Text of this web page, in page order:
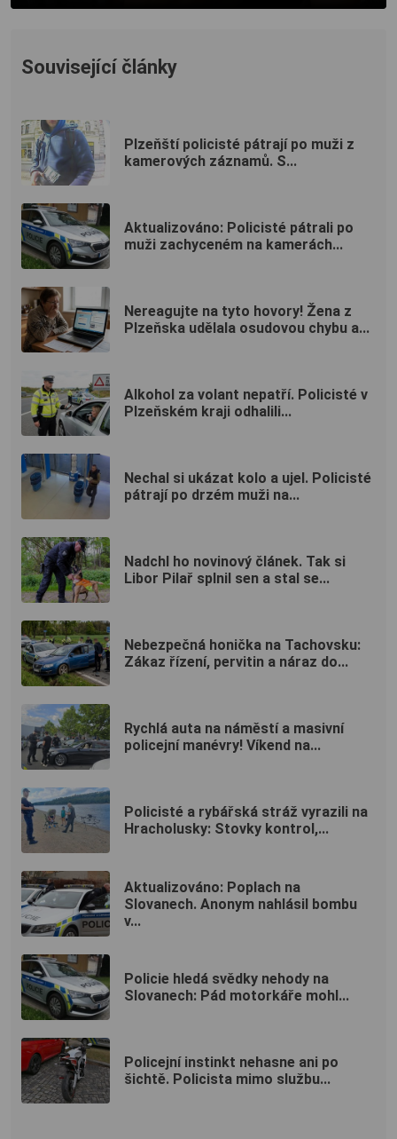
Související články
Plzeňští policisté pátrají po muži z
kamerových záznamů. S...
Aktualizováno: Policisté pátrali po
muži zachyceném na kamerách...
Nereagujte na tyto hovory! Žena z
Plzeňska udělala osudovou chybu a...
Alkohol za volant nepatří. Policisté v
Plzeňském kraji odhalili...
Nechal si ukázat kolo a ujel. Policisté
pátrají po drzém muži na...
Nadchl ho novinový článek. Tak si
Libor Pilař splnil sen a stal se...
Nebezpečná honička na Tachovsku:
Zákaz řízení, pervitin a náraz do...
Rychlá auta na náměstí a masivní
policejní manévry! Víkend na...
Policisté a rybářská stráž vyrazili na
Hracholusky: Stovky kontrol,...
Aktualizováno: Poplach na
Slovanech. Anonym nahlásil bombu
v...
Policie hledá svědky nehody na
Slovanech: Pád motorkáře mohl...
Policejní instinkt nehasne ani po
šichtě. Policista mimo službu...